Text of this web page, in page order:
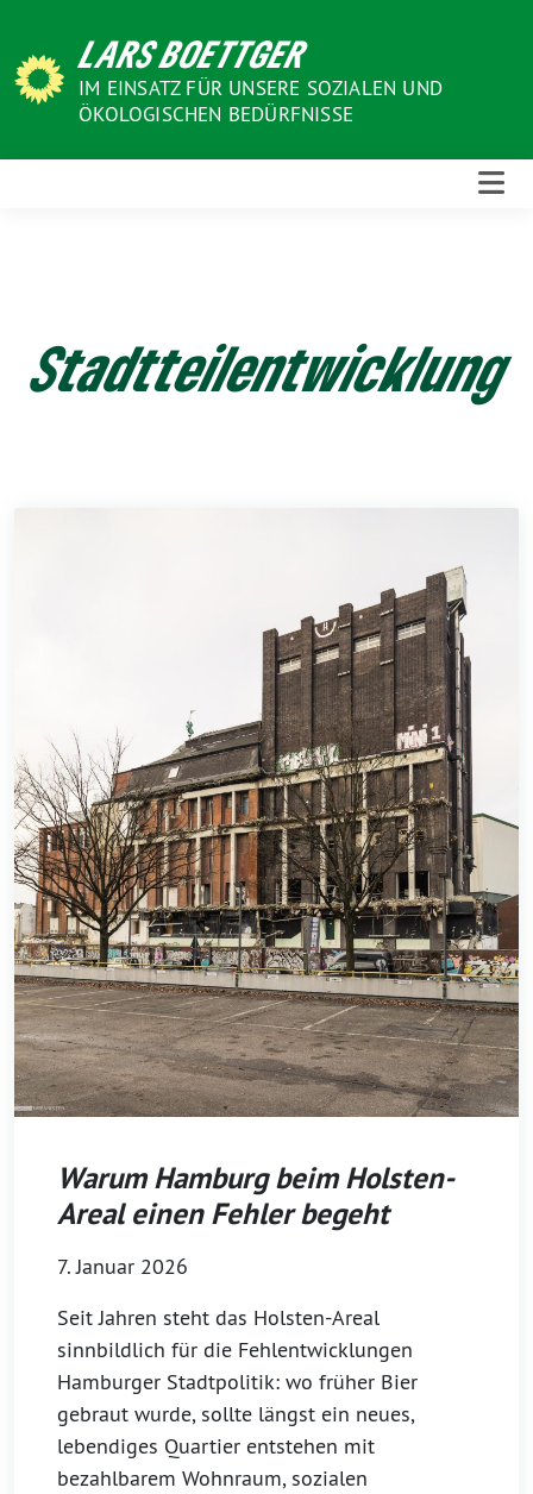
Inhalt
LARS BOETTGER
IM EINSATZ FÜR UNSERE SOZIALEN UND
ÖKOLOGISCHEN BEDÜRFNISSE
Stadtteilentwicklung
Warum Hamburg beim Holsten-
Areal einen Fehler begeht
7. Januar 2026
Seit Jahren steht das Holsten-Areal
sinnbildlich für die Fehlentwicklungen
Hamburger Stadtpolitik: wo früher Bier
gebraut wurde, sollte längst ein neues,
lebendiges Quartier entstehen mit
bezahlbarem Wohnraum, sozialen